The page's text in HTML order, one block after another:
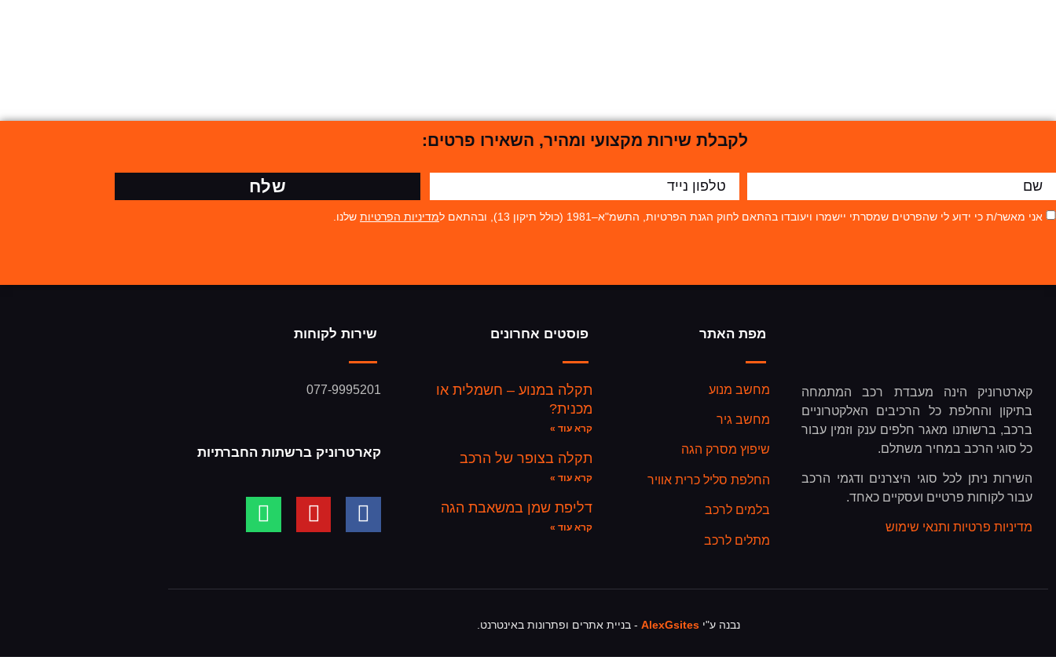
לקבלת שירות מקצועי ומהיר, השאירו פרטים:
אני מאשר/ת כי ידוע לי שהפרטים שמסרתי יישמרו ויעובדו בהתאם לחוק הגנת הפרטיות, התשמ"א–1981 (כולל תיקון 13), ובהתאם ל מדיניות הפרטיות שלנו.
שלח
קארטרוניק הינה מעבדת רכב המתמחה
בתיקון והחלפת כל הרכיבים האלקטרוניים
ברכב, ברשותנו מאגר חלפים ענק וזמין עבור
כל סוגי הרכב במחיר משתלם.
השירות ניתן לכל סוגי היצרנים ודגמי הרכב
עבור לקוחות פרטיים ועסקיים כאחד.
מדיניות פרטיות ותנאי שימוש
מפת האתר
מחשב מנוע
מחשב גיר
שיפוץ מסרק הגה
החלפת סליל כרית אוויר
בלמים לרכב
מתלים לרכב
פוסטים אחרונים
תקלה במנוע – חשמלית או
מכנית?
קרא עוד »
תקלה בצופר של הרכב
קרא עוד »
דליפת שמן במשאבת הגה
קרא עוד »
שירות לקוחות
077-9995201
קארטרוניק ברשתות החברתיות
נבנה ע"יAlexGsites - בניית אתרים ופתרונות באינטרנט.